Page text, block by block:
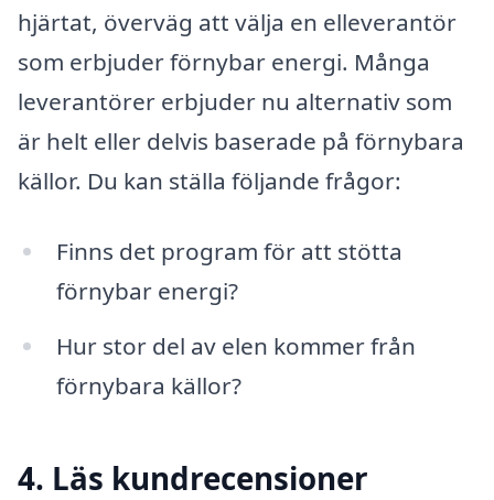
hjärtat, överväg att välja en elleverantör
som erbjuder förnybar energi. Många
leverantörer erbjuder nu alternativ som
är helt eller delvis baserade på förnybara
källor. Du kan ställa följande frågor:
Finns det program för att stötta
förnybar energi?
Hur stor del av elen kommer från
förnybara källor?
4. Läs kundrecensioner